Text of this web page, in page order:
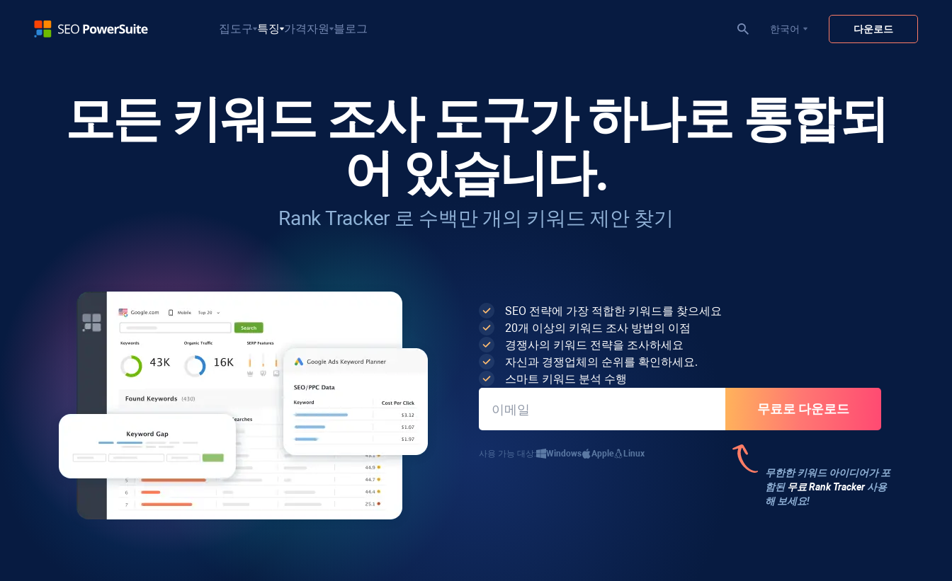
집 도구 특징 가격자원 블로그 한국어 다운로드
모든 키워드 조사 도구가 하나로 통합되
어 있습니다.
Rank Tracker로 수백만 개의 키워드 제안 찾기
SEO 전략에 가장 적합한 키워드를 찾으세요
20개 이상의 키워드 조사 방법의 이점
경쟁사의 키워드 전략을 조사하세요
자신과 경쟁업체의 순위를 확인하세요.
스마트 키워드 분석 수행
사용 가능 대상: Windows Apple Linux
무한한 키워드 아이디어가 포
함된무료Rank Tracker사용
해 보세요!